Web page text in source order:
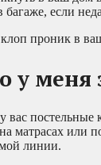
багаже, если
проник в
у
вас
матрасах или
линии.